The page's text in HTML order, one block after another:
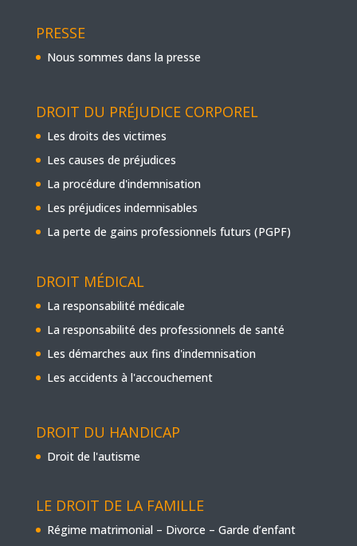
PRESSE
Nous sommes dans la presse
DROIT DU PRÉJUDICE CORPOREL
Les droits des victimes
Les causes de préjudices
La procédure d'indemnisation
Les préjudices indemnisables
La perte de gains professionnels futurs (PGPF)
DROIT MÉDICAL
La responsabilité médicale
La responsabilité des professionnels de santé
Les démarches aux fins d'indemnisation
Les accidents à l'accouchement
DROIT DU HANDICAP
Droit de l'autisme
LE DROIT DE LA FAMILLE
Régime matrimonial – Divorce – Garde d’enfant